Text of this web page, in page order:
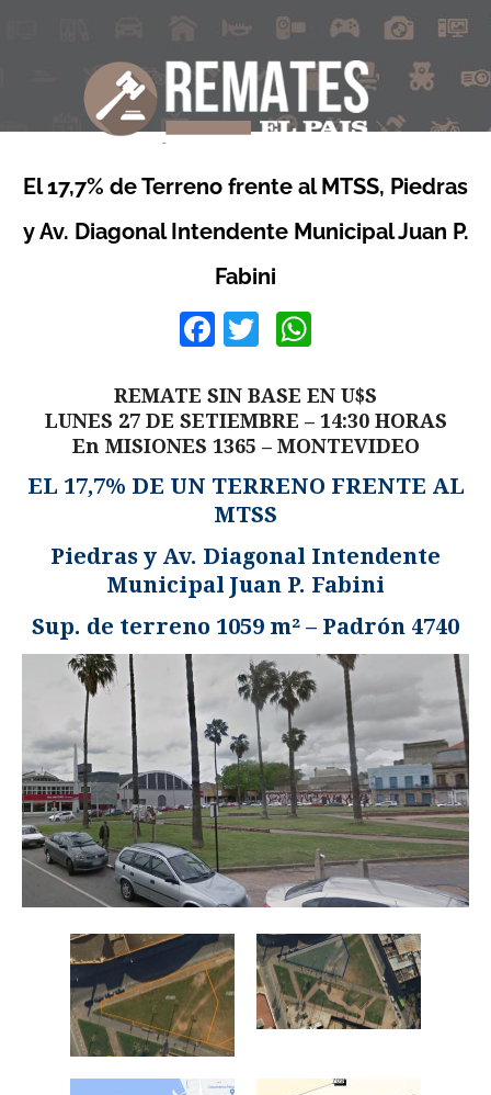
El 17,7% de Terreno frente al MTSS, Piedras
y Av. Diagonal Intendente Municipal Juan P.
Fabini
Facebook
Twitter
REMATE SIN BASE EN U$S
LUNES 27 DE SETIEMBRE – 14:30 HORAS
En MISIONES 1365 – MONTEVIDEO
EL 17,7% DE UN TERRENO FRENTE AL
MTSS
Piedras y Av. Diagonal Intendente
Municipal Juan P. Fabini
Sup. de terreno 1059 m² – Padrón 4740